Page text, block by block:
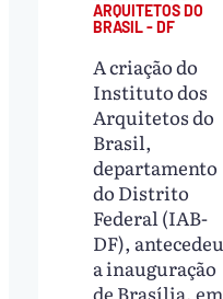
ARQUITETOS DO
BRASIL - DF
A criação do
Instituto dos
Arquitetos do
Brasil,
departamento
do Distrito
Federal (IAB-
DF), antecedeu
a inauguração
de Brasília, em